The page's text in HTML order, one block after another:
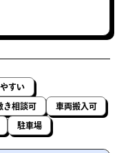
すい
き相談可 車両搬入可
駐車場